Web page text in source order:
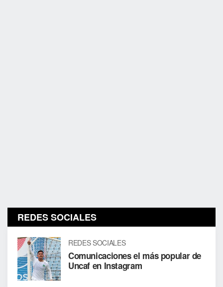
REDES SOCIALES
REDES SOCIALES
Comunicaciones el más popular de
Uncaf en Instagram